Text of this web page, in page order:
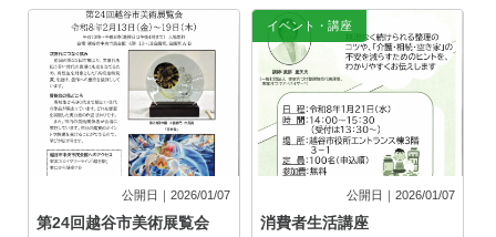
イベント
公開日｜2026/01/07
第24回越谷市美術展覧会
イベント・講座
公開日｜2026/01/07
消費者生活講座